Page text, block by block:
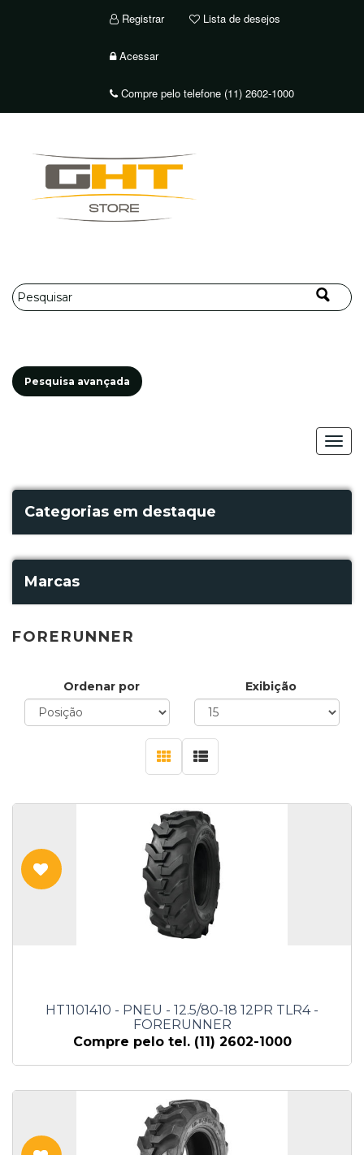
Registrar Lista de desejos
Acessar
Compre pelo telefone (11) 2602-1000
Pesquisa avançada
Categorias em destaque
Marcas
FORERUNNER
Ordenar por Exibição
HT1101410 - PNEU - 12.5/80-18 12PR TLR4 -
FORERUNNER
Compre pelo tel. (11) 2602-1000